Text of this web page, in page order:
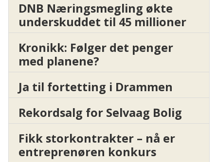
DNB Næringsmegling økte
underskuddet til 45 millioner
Kronikk: Følger det penger
med planene?
Ja til fortetting i Drammen
Rekordsalg for Selvaag Bolig
Fikk storkontrakter – nå er
entreprenøren konkurs